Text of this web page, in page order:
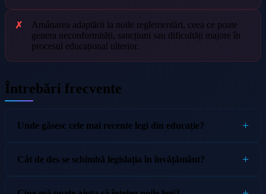
Amânarea adaptării la noile reglementări, ceea ce poate
genera neconformități, sancțiuni sau dificultăți majore în
procesul educațional ulterior.
Întrebări frecvente
Unde găsesc cele mai recente legi din educație?
Cât de des se schimbă legislația în învățământ?